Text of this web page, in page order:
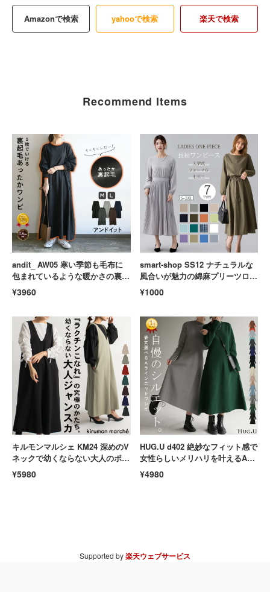
Amazonで検索 yahooで検索 楽天で検索
Recommend Items
andit_ AW05 寒い季節も毛布に
包まれているような暖かさの裏起
毛マキシワンピース 体型カバー
防寒 ロング丈
¥3960
smart-shop SS12 ナチュラルな
風合いが魅力の綿麻プリーツロン
グワンピース 汗ジミ防止 リネン
ゆったり
¥1000
キルモンマルシェ KM24 深めのV
ネックで幼くならない大人のポン
チ素材ジャンパースカート きれ
いめ ロングワンピ
¥5980
HUG.U d402 絶妙なフィット感で
女性らしいメリハリを叶えるAラ
インニットワンピース 軽量 体型
カバー 長袖
¥4980
Supported by楽天ウェブサービス